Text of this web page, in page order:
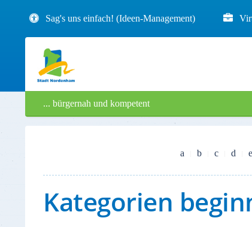
Sag's uns einfach! (Ideen-Management)
... bürgernah und kompetent
a b c d e
Kategorien